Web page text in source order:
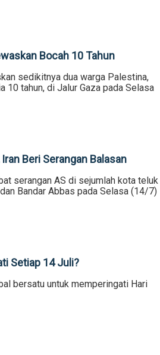
Bocah 10 Tahun
sedikitnya dua warga Palestina,
10 tahun, di Jalur Gaza pada Selasa
Beri Serangan Balasan
serangan AS di sejumlah kota teluk
Bandar Abbas pada Selasa (14/7)
Setiap 14 Juli?
bersatu untuk memperingati Hari